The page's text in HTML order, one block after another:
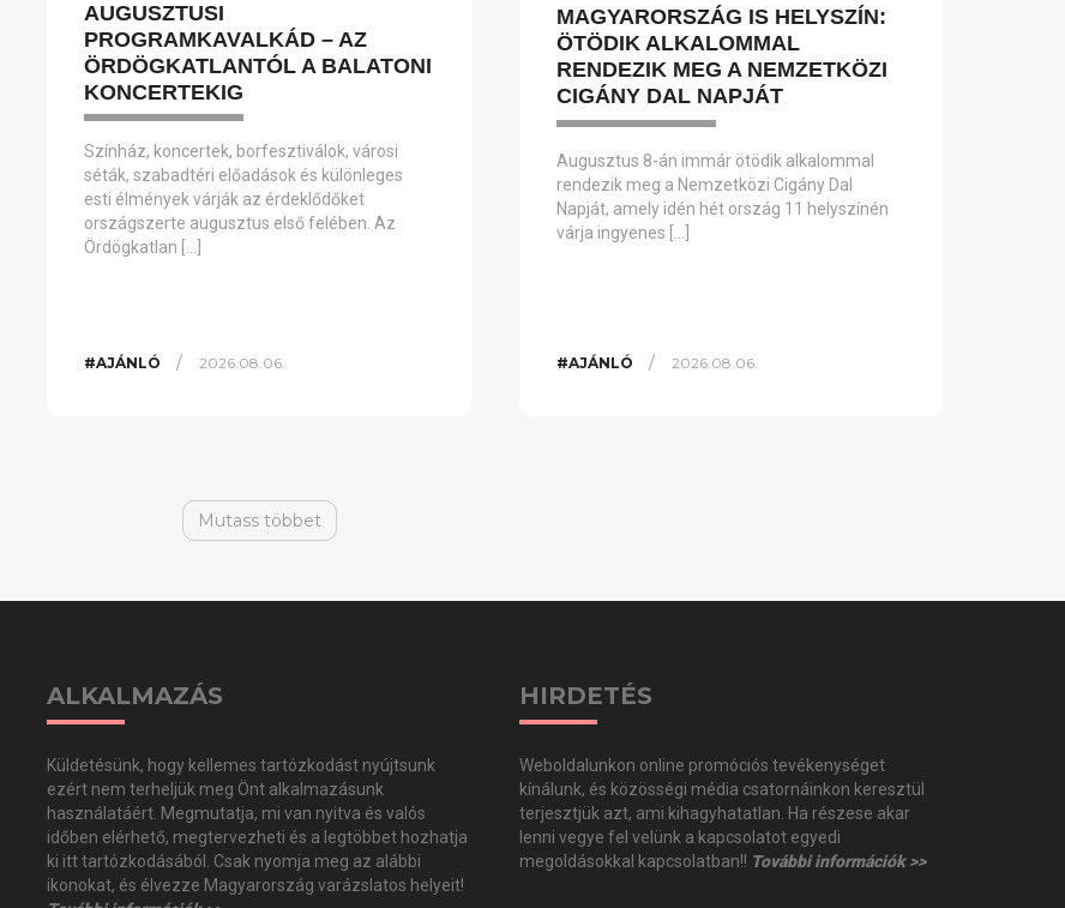
AUGUSZTUSI
PROGRAMKAVALKÁD – AZ
ÖRDÖGKATLANTÓL A BALATONI
KONCERTEKIG
Színház, koncertek, borfesztiválok, városi
séták, szabadtéri előadások és különleges
esti élmények várják az érdeklődőket
országszerte augusztus első felében. Az
Ördögkatlan […]
#AJÁNLÓ / 2026.08.06.
MAGYARORSZÁG IS HELYSZÍN:
ÖTÖDIK ALKALOMMAL
RENDEZIK MEG A NEMZETKÖZI
CIGÁNY DAL NAPJÁT
Augusztus 8-án immár ötödik alkalommal
rendezik meg a Nemzetközi Cigány Dal
Napját, amely idén hét ország 11 helyszínén
várja ingyenes […]
#AJÁNLÓ / 2026.08.06.
Mutass többet
ALKALMAZÁS
Küldetésünk, hogy kellemes tartózkodást nyújtsunk
ezért nem terheljük meg Önt alkalmazásunk
használatáért. Megmutatja, mi van nyitva és valós
időben elérhető, megtervezheti és a legtöbbet hozhatja
ki itt tartózkodásából. Csak nyomja meg az alábbi
ikonokat, és élvezze Magyarország varázslatos helyeit!
HIRDETÉS
Weboldalunkon online promóciós tevékenységet
kínálunk, és közösségi média csatornáinkon keresztül
terjesztjük azt, ami kihagyhatatlan. Ha részese akar
lenni vegye fel velünk a kapcsolatot egyedi
megoldásokkal kapcsolatban!! További információk >>